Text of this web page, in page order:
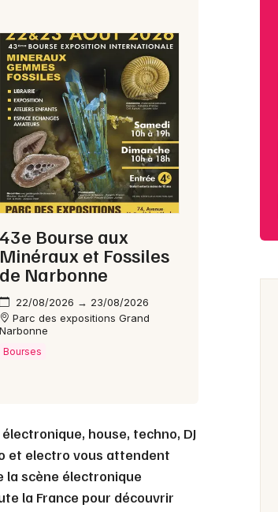
43e Bourse aux
Minéraux et Fossiles
de Narbonne
22/08/2026 → 23/08/2026
Parc des expositions Grand
Narbonne
Bourses
house, techno, DJ
et electro vous attendent
la scène électronique
la France pour découvrir